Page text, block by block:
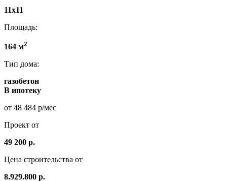
11x11
Площадь:
164 м2
Тип дома:
газобетон
В ипотеку
от 48 484 р/мес
Проект от
49 200 р.
Цена строительства от
8.929.800 р.